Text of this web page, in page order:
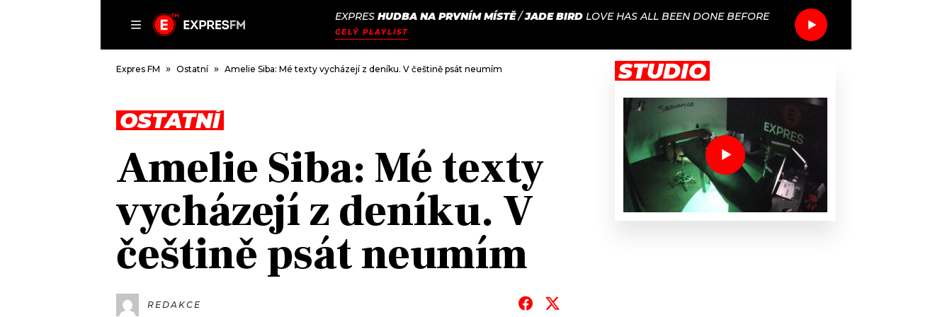
PODCASTY
JAK
NALADIT
EXPRES HUDBA NA PRVNÍM MÍSTĚ/JADE BIRD LOVE HAS ALL BEEN DONE BEFORE
CELÝ PLAYLIST
DOMŮ
ČLÁNKY
HUDBA
ROZHOVORY
#NEBUDUDOMA
KALENDÁŘ
TRENDY
KULTURA
MIX
OSTATNÍ
PODCASTY
Expres FM Ostatní Amelie Siba: Mé texty vycházejí z deníku. V češtině psát neumím
OSTATNÍ
Amelie Siba: Mé texty
vycházejí z deníku. V
češtině psát neumím
REDAKCE
STUDIO